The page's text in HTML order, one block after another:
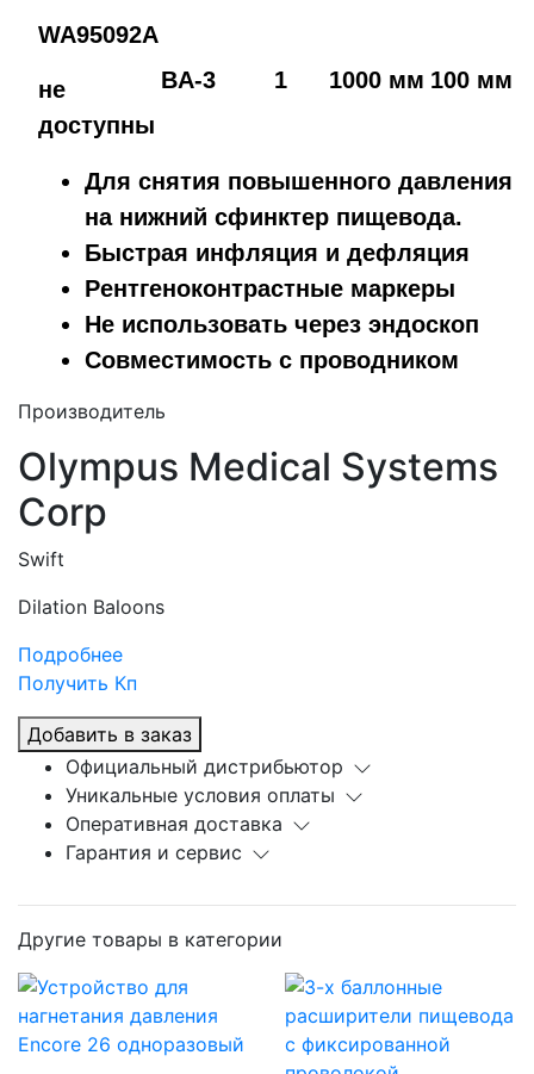
WA95092A
не
доступны
BA-3 1 1000 мм 100 мм
Для снятия повышенного давления
на нижний сфинктер пищевода.
Быстрая инфляция и дефляция
Рентгеноконтрастные маркеры
Не использовать через эндоскоп
Совместимость с проводником
Производитель
Olympus Medical Systems
Corp
Swift
Dilation Baloons
Подробнее
Получить Кп
Добавить в заказ
Официальный дистрибьютор
Уникальные условия оплаты
Оперативная доставка
Гарантия и сервис
Другие товары в категории